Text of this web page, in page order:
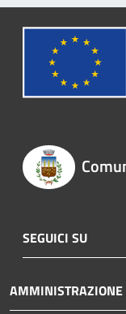
SEGUICI SU
AMMINISTRAZIONE